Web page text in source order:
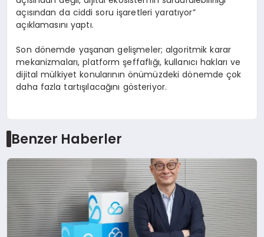
açısından da ciddi soru işaretleri yaratıyor”
açıklamasını yaptı.
Son dönemde yaşanan gelişmeler; algoritmik karar
mekanizmaları, platform şeffaflığı, kullanıcı hakları ve
dijital mülkiyet konularının önümüzdeki dönemde çok
daha fazla tartışılacağını gösteriyor.
Benzer Haberler